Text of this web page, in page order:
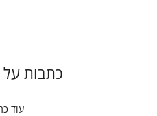
כתבות על
עוד